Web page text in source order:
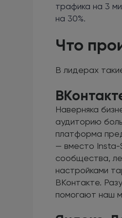
трафика на 3
на 30%.
Что
В лидерах
Наверняка
аудиторию
платформа
— вместо Insta-
сообщества,
настройками
ВКонтакте.
помогают наш